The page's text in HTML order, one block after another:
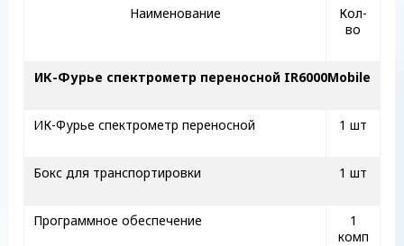
Наименование
Кол-
во
ИК-Фурье спектрометр переносной IR6000Mobile
ИК-Фурье спектрометр переносной 1 шт
Бокс для транспортировки 1 шт
Программное обеспечение
1
комп